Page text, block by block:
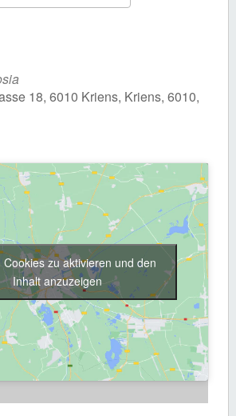
18, 6010 Kriens, Kriens, 6010,
Cookies zu aktivieren und den
Inhalt anzuzeigen